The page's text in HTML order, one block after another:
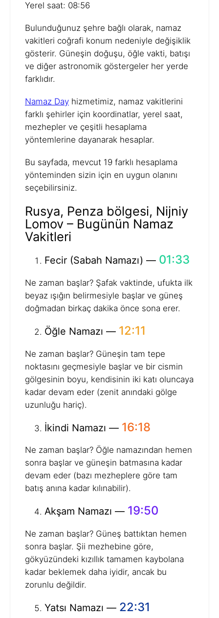
Yerel saat: 08:56
Bulunduğunuz şehre bağlı olarak, namaz
vakitleri coğrafi konum nedeniyle değişiklik
gösterir. Güneşin doğuşu, öğle vakti, batışı
ve diğer astronomik göstergeler her yerde
farklıdır.
Namaz Day hizmetimiz, namaz vakitlerini
farklı şehirler için koordinatlar, yerel saat,
mezhepler ve çeşitli hesaplama
yöntemlerine dayanarak hesaplar.
Bu sayfada, mevcut 19 farklı hesaplama
yönteminden sizin için en uygun olanını
seçebilirsiniz.
Rusya, Penza bölgesi, Nijniy
Lomov – Bugünün Namaz
Vakitleri
Fecir (Sabah Namazı) — 01:33
Ne zaman başlar? Şafak vaktinde, ufukta ilk
beyaz ışığın belirmesiyle başlar ve güneş
doğmadan birkaç dakika önce sona erer.
Öğle Namazı — 12:11
Ne zaman başlar? Güneşin tam tepe
noktasını geçmesiyle başlar ve bir cismin
gölgesinin boyu, kendisinin iki katı oluncaya
kadar devam eder (zenit anındaki gölge
uzunluğu hariç).
İkindi Namazı — 16:18
Ne zaman başlar? Öğle namazından hemen
sonra başlar ve güneşin batmasına kadar
devam eder (bazı mezheplere göre tam
batış anına kadar kılınabilir).
Akşam Namazı — 19:50
Ne zaman başlar? Güneş battıktan hemen
sonra başlar. Şii mezhebine göre,
gökyüzündeki kızıllık tamamen kaybolana
kadar beklemek daha iyidir, ancak bu
zorunlu değildir.
Yatsı Namazı — 22:31